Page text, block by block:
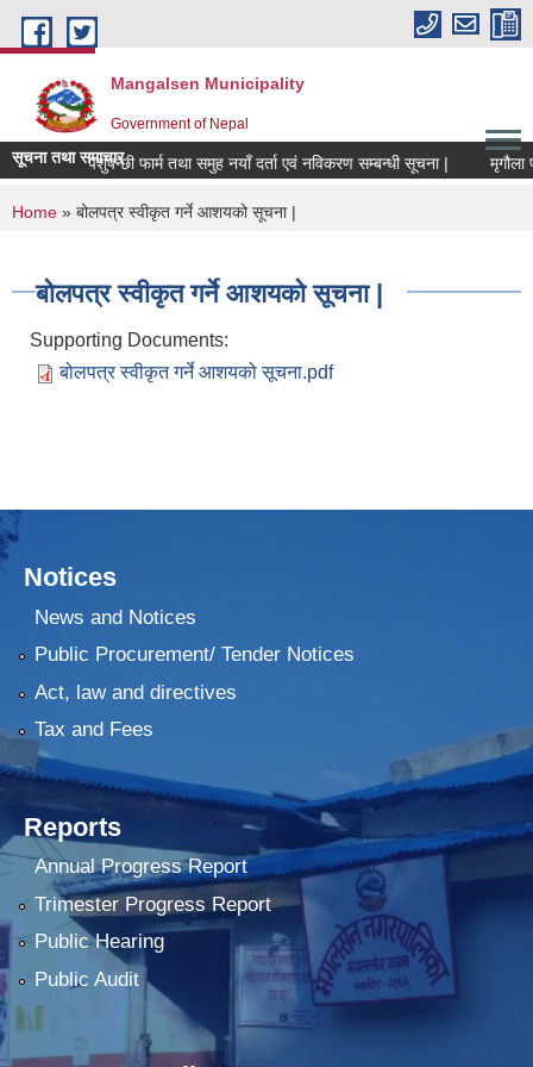
Skip to main content
Mangalsen Municipality
Government of Nepal
सूचना तथा समाचारपशुपन्छी फार्म तथा समुह नयाँ दर्ता एवं नविकरण सम्बन्धी सूचना |
You are here
Home » बोलपत्र स्वीकृत गर्ने आशयको सूचना |
बोलपत्र स्वीकृत गर्ने आशयको सूचना |
Supporting Documents:
बोलपत्र स्वीकृत गर्ने आशयको सूचना.pdf
Notices
News and Notices
Public Procurement/ Tender Notices
Act, law and directives
Tax and Fees
Reports
Annual Progress Report
Trimester Progress Report
Public Hearing
Public Audit